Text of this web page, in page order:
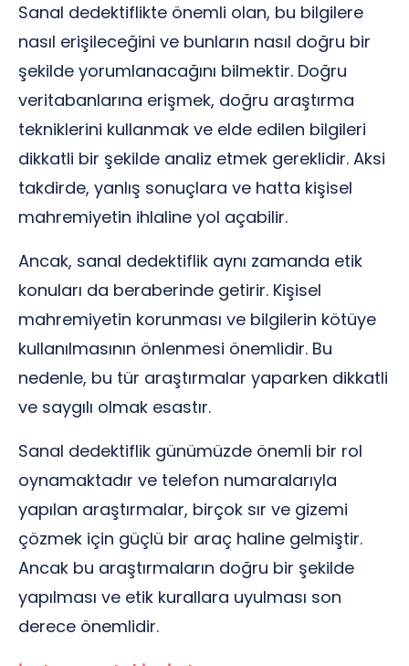
Sanal dedektiflikte önemli olan, bu bilgilere
nasıl erişileceğini ve bunların nasıl doğru bir
şekilde yorumlanacağını bilmektir. Doğru
veritabanlarına erişmek, doğru araştırma
tekniklerini kullanmak ve elde edilen bilgileri
dikkatli bir şekilde analiz etmek gereklidir. Aksi
takdirde, yanlış sonuçlara ve hatta kişisel
mahremiyetin ihlaline yol açabilir.
Ancak, sanal dedektiflik aynı zamanda etik
konuları da beraberinde getirir. Kişisel
mahremiyetin korunması ve bilgilerin kötüye
kullanılmasının önlenmesi önemlidir. Bu
nedenle, bu tür araştırmalar yaparken dikkatli
ve saygılı olmak esastır.
Sanal dedektiflik günümüzde önemli bir rol
oynamaktadır ve telefon numaralarıyla
yapılan araştırmalar, birçok sır ve gizemi
çözmek için güçlü bir araç haline gelmiştir.
Ancak bu araştırmaların doğru bir şekilde
yapılması ve etik kurallara uyulması son
derece önemlidir.